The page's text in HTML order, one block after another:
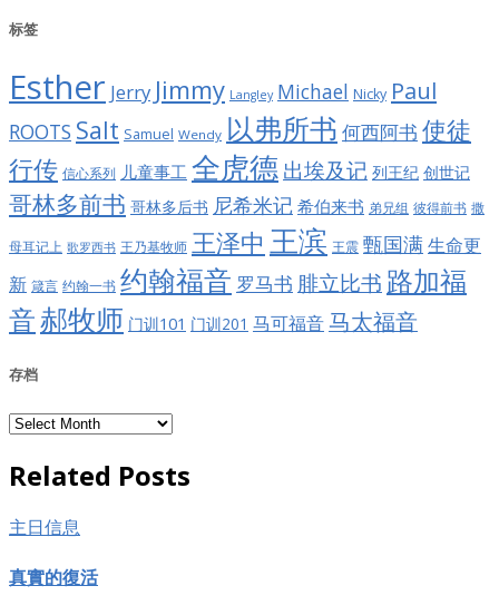
标签
Esther Jerry Jimmy Langley Michael Nicky Paul
ROOTS Salt Samuel Wendy 以弗所书 何西阿书 使徒
行传 信心系列 儿童事工 全虎德出埃及记 列王纪 创世记
哥林多前书 哥林多后书 尼希米记 希伯来书 弟兄组 彼得前书 撒
母耳记上 歌罗西书 王乃基牧师 王泽中 王滨 王震 甄国满生命更
新 箴言 约翰一书 约翰福音 罗马书 腓立比书 路加福
音郝牧师 门训101 门训201 马可福音 马太福音
存档
存
Related Posts
主日信息
真實的復活